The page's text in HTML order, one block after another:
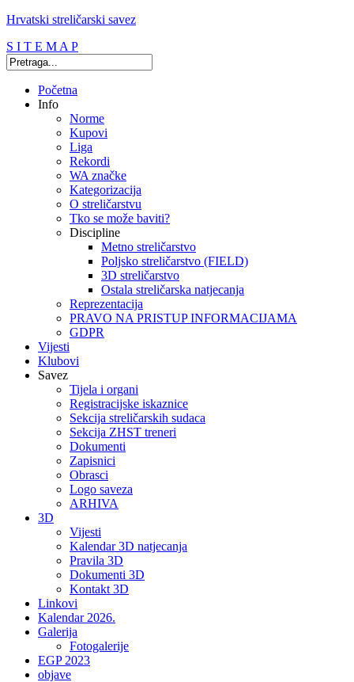
Hrvatski streličarski savez
S I T E M A P
Početna
Info
Norme
Kupovi
Liga
Rekordi
WA značke
Kategorizacija
O streličarstvu
Tko se može baviti?
Discipline
Metno streličarstvo
Poljsko streličarstvo (FIELD)
3D streličarstvo
Ostala streličarska natjecanja
Reprezentacija
PRAVO NA PRISTUP INFORMACIJAMA
GDPR
Vijesti
Klubovi
Savez
Tijela i organi
Registracijske iskaznice
Sekcija streličarskih sudaca
Sekcija ZHST treneri
Dokumenti
Zapisnici
Obrasci
Logo saveza
ARHIVA
3D
Vijesti
Kalendar 3D natjecanja
Pravila 3D
Dokumenti 3D
Kontakt 3D
Linkovi
Kalendar 2026.
Galerija
Fotogalerije
EGP 2023
objave